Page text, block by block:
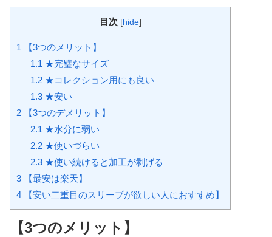
目次 [hide]
1 【3つのメリット】
1.1 ★完璧なサイズ
1.2★コレクション用にも良い
1.3★安い
2 【3つのデメリット】
2.1 ★水分に弱い
2.2★使いづらい
2.3★使い続けると加工が剥げる
3 【最安は楽天】
4 【安い二重目のスリーブが欲しい人におすすめ】
【3つのメリット】